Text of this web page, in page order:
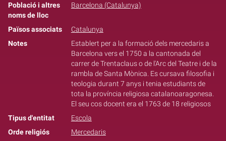
Població i altres
noms de lloc
Barcelona (Catalunya)
Països associats
Catalunya
Notes
Establert per a la formació dels mercedaris a
Barcelona vers el 1750 a la cantonada del
carrer de Trentaclaus o de l'Arc del Teatre i de la
rambla de Santa Mònica. Es cursava filosofia i
teologia durant 7 anys i tenia estudiants de
tota la província religiosa catalanoaragonesa.
El seu cos docent era el 1763 de 18 religiosos
Tipus d'entitat
Escola
Orde religiós
Mercedaris